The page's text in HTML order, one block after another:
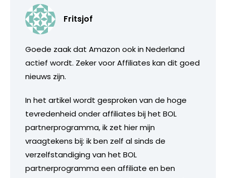
Fritsjof
Goede zaak dat Amazon ook in Nederland
actief wordt. Zeker voor Affiliates kan dit goed
nieuws zijn.
In het artikel wordt gesproken van de hoge
tevredenheid onder affiliates bij het BOL
partnerprogramma, ik zet hier mijn
vraagtekens bij: ik ben zelf al sinds de
verzelfstandiging van het BOL
partnerprogramma een affiliate en ben